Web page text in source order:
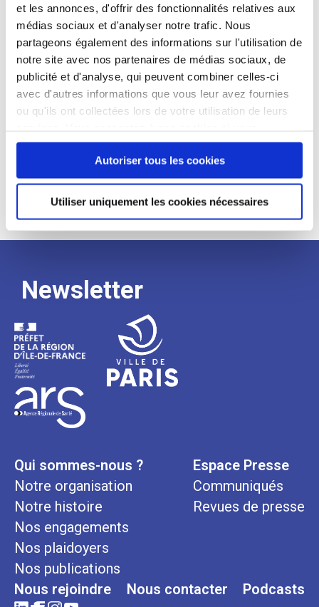
et les annonces, d'offrir des fonctionnalités relatives aux
médias sociaux et d'analyser notre trafic. Nous
partageons également des informations sur l'utilisation de
notre site avec nos partenaires de médias sociaux, de
publicité et d'analyse, qui peuvent combiner celles-ci
avec d'autres informations que vous leur avez fournies
ou qu'ils ont collectées lors de votre utilisation de leurs
continuez à utiliser notre site Web.
Autoriser tous les cookies
Utiliser uniquement les cookies nécessaires
Qualifications et diplômes :
Profil recherché :
Processus
de
recrutement
Newsletter
Qui sommes-nous ?
Notre organisation
Notre histoire
Nos engagements
Nos plaidoyers
Nos publications
Espace Presse
Communiqués
Revues de presse
Nous rejoindre Nous contacter Podcasts